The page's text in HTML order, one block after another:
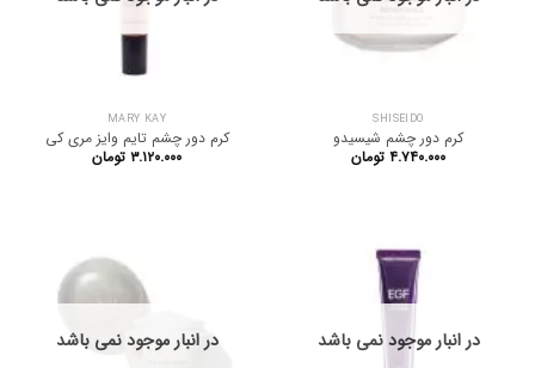
SHISEIDO
کرم دور چشم شیسیدو
۴.۷۴۰.۰۰۰ تومان
MARY KAY
کرم دور چشم تایم وایز مری کی
۳.۱۲۰.۰۰۰ تومان
در انبار موجود نمی باشد در انبار موجود نمی باشد